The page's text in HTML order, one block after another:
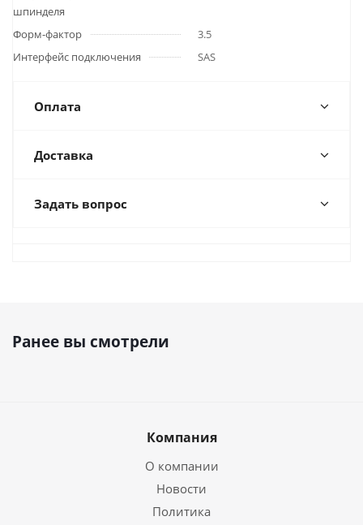
шпинделя
Форм-фактор
3.5
Интерфейс подключения
SAS
Оплата
Доставка
Задать вопрос
Ранее вы смотрели
Компания
О компании
Новости
Политика